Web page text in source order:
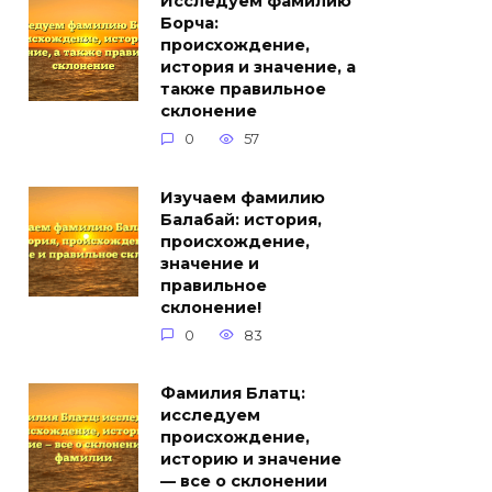
Борча:
происхождение,
история и значение, а
также правильное
склонение
0 57
Изучаем фамилию
Балабай: история,
происхождение,
значение и
правильное
склонение!
0 83
Фамилия Блатц:
исследуем
происхождение,
историю и значение
— все о склонении